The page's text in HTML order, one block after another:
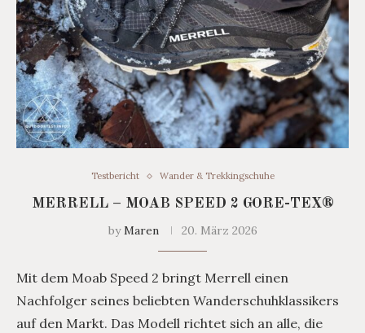
Testbericht Wander & Trekkingschuhe
MERRELL – MOAB SPEED 2 GORE-TEX®
byMaren 20. März 2026
Mit dem Moab Speed 2 bringt Merrell einen
Nachfolger seines beliebten Wanderschuhklassikers
auf den Markt. Das Modell richtet sich an alle, die